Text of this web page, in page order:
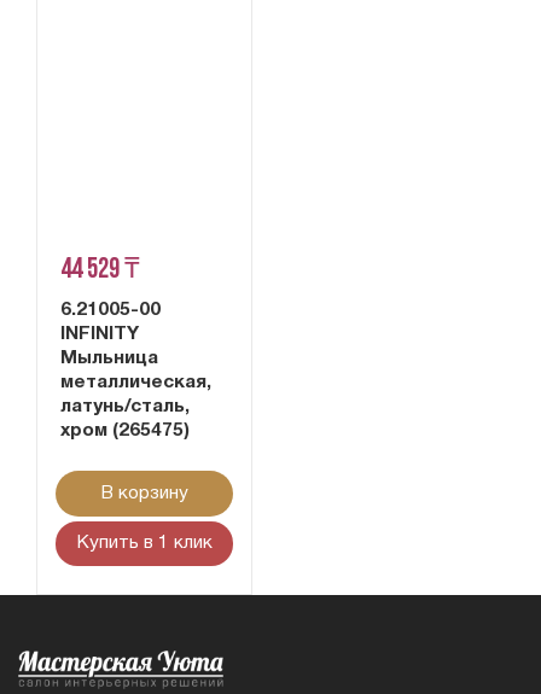
44 529 ₸
6.21005-00
INFINITY
Мыльница
металлическая,
латунь/сталь,
хром (265475)
В корзину
Купить в 1 клик